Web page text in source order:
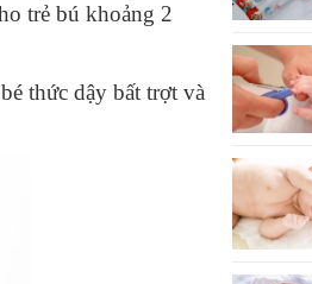
trẻ bú khoảng 2
thức dậy bất trợt và